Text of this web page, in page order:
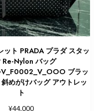
ット PRADA プラダ スタッ
Re-Nylon バッグ
ブラッ
めがけバッグ アウトレッ
ト
¥44,000